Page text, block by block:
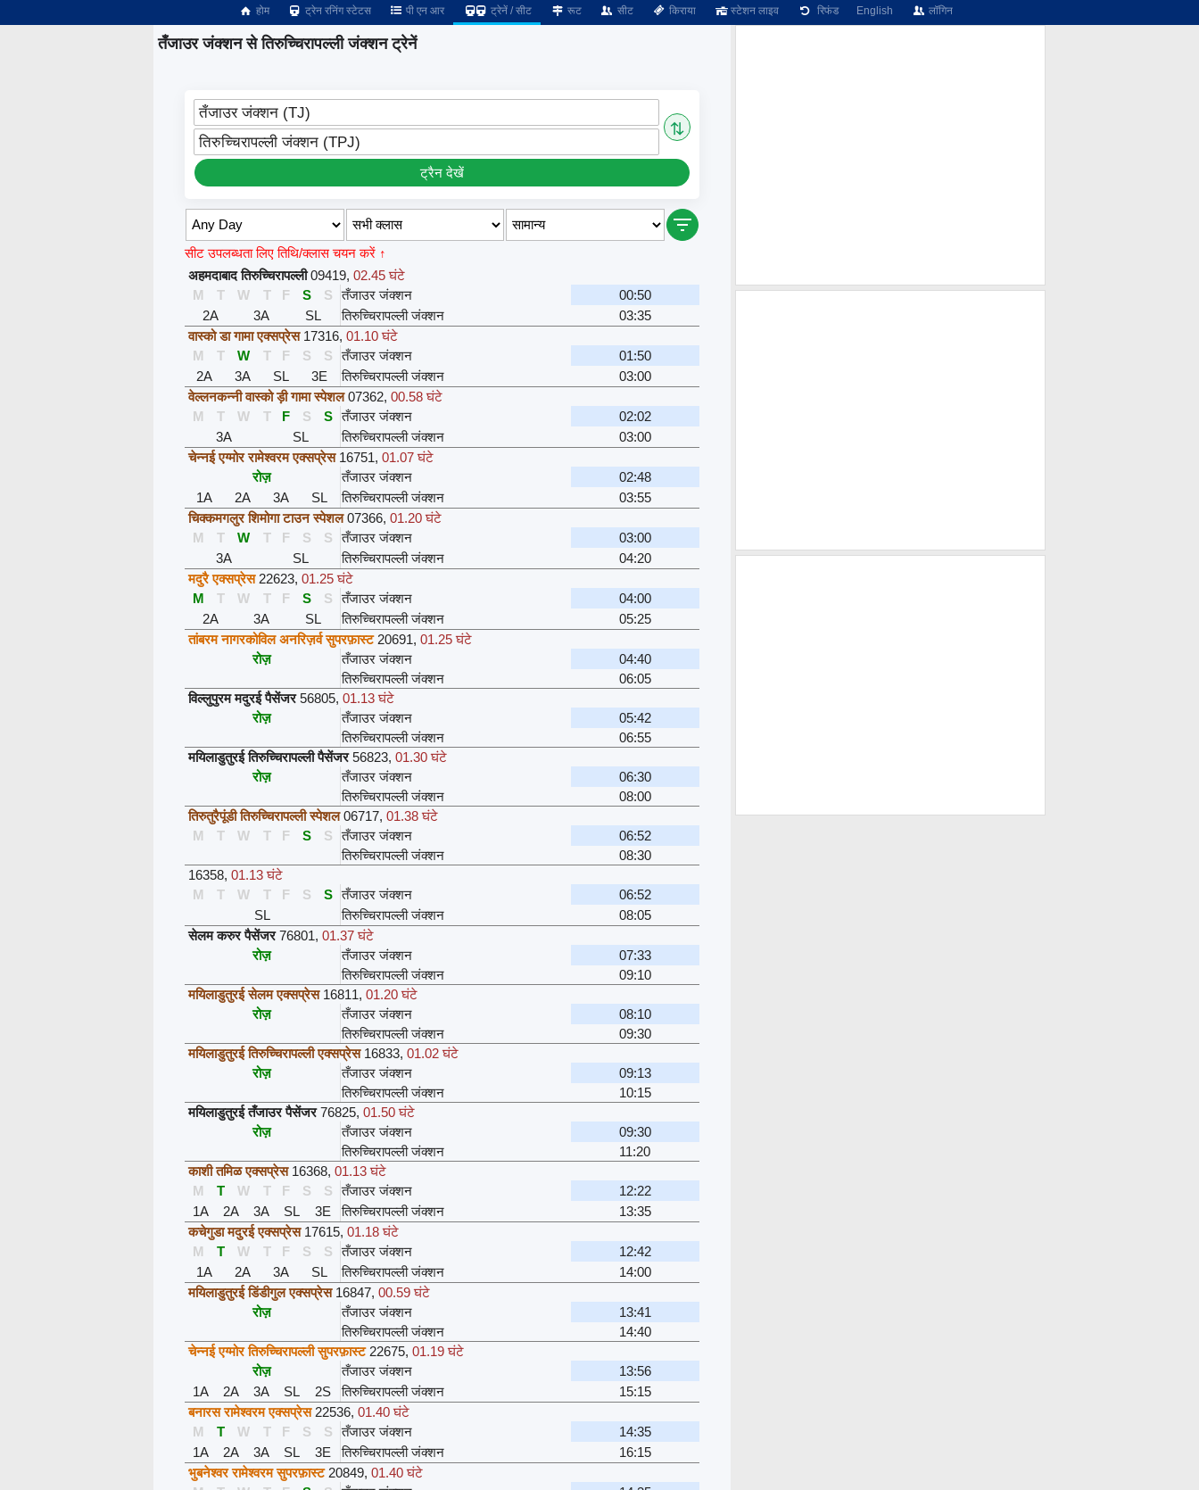
होम ट्रेन रनिंग स्टेटस पी एन आर ट्रेनें / सीट रूट सीट किराया स्टेशन लाइव रिफंड English लॉगिन
तँजाउर जंक्शन से तिरुच्चिरापल्ली जंक्शन ट्रेनें
तँजाउर जंक्शन (TJ)
⇅
तिरुच्चिरापल्ली जंक्शन (TPJ)
ट्रैन देखें
सीट उपलब्धता लिए तिथि/क्लास चयन करें ↑
अहमदाबाद तिरुच्चिरापल्ली 09419, 02.45 घंटे
M
T W T F S S तँजाउर जंक्शन
00:50
2A
3A SL तिरुच्चिरापल्ली जंक्शन
03:35
वास्को डा गामा एक्सप्रेस 17316, 01.10 घंटे
M
T W T F S S तँजाउर जंक्शन
01:50
2A
3A SL 3E तिरुच्चिरापल्ली जंक्शन
03:00
वेल्लनकन्नी वास्को ड़ी गामा स्पेशल 07362, 00.58 घंटे
M
T W T F S S तँजाउर जंक्शन
02:02
3A
SL तिरुच्चिरापल्ली जंक्शन
03:00
चेन्नई एग्मोर रामेश्वरम एक्सप्रेस 16751, 01.07 घंटे
रोज़
तँजाउर जंक्शन
02:48
1A
2A 3A SL तिरुच्चिरापल्ली जंक्शन
03:55
चिक्कमगलुर शिमोगा टाउन स्पेशल 07366, 01.20 घंटे
M
T W T F S S तँजाउर जंक्शन
03:00
3A
SL तिरुच्चिरापल्ली जंक्शन
04:20
मदुरै एक्सप्रेस 22623, 01.25 घंटे
M
T W T F S S तँजाउर जंक्शन
04:00
2A
3A SL तिरुच्चिरापल्ली जंक्शन
05:25
तांबरम नागरकोविल अनरिज़र्व सुपरफ़ास्ट 20691, 01.25 घंटे
रोज़
तँजाउर जंक्शन
04:40
तिरुच्चिरापल्ली जंक्शन
06:05
विल्लुपुरम मदुरई पैसेंजर 56805, 01.13 घंटे
रोज़
तँजाउर जंक्शन
05:42
तिरुच्चिरापल्ली जंक्शन
06:55
मयिलाडुतुरई तिरुच्चिरापल्ली पैसेंजर 56823, 01.30 घंटे
रोज़
तँजाउर जंक्शन
06:30
तिरुच्चिरापल्ली जंक्शन
08:00
तिरुतुरैपूंडी तिरुच्चिरापल्ली स्पेशल 06717, 01.38 घंटे
M
T W T F S S तँजाउर जंक्शन
06:52
तिरुच्चिरापल्ली जंक्शन
08:30
16358, 01.13 घंटे
M
T W T F S S तँजाउर जंक्शन
06:52
SL
तिरुच्चिरापल्ली जंक्शन
08:05
सेलम करुर पैसेंजर 76801, 01.37 घंटे
रोज़
तँजाउर जंक्शन
07:33
तिरुच्चिरापल्ली जंक्शन
09:10
मयिलाडुतुरई सेलम एक्सप्रेस 16811, 01.20 घंटे
रोज़
तँजाउर जंक्शन
08:10
तिरुच्चिरापल्ली जंक्शन
09:30
मयिलाडुतुरई तिरुच्चिरापल्ली एक्सप्रेस 16833, 01.02 घंटे
रोज़
तँजाउर जंक्शन
09:13
तिरुच्चिरापल्ली जंक्शन
10:15
मयिलाडुतुरई तँजाउर पैसेंजर 76825, 01.50 घंटे
रोज़
तँजाउर जंक्शन
09:30
तिरुच्चिरापल्ली जंक्शन
11:20
काशी तमिळ एक्सप्रेस 16368, 01.13 घंटे
M
T W T F S S तँजाउर जंक्शन
12:22
1A
2A 3A SL 3E तिरुच्चिरापल्ली जंक्शन
13:35
कचेगुडा मदुरई एक्सप्रेस 17615, 01.18 घंटे
M
T W T F S S तँजाउर जंक्शन
12:42
1A
2A 3A SL तिरुच्चिरापल्ली जंक्शन
14:00
मयिलाडुतुरई डिंडीगुल एक्सप्रेस 16847, 00.59 घंटे
रोज़
तँजाउर जंक्शन
13:41
तिरुच्चिरापल्ली जंक्शन
14:40
चेन्नई एग्मोर तिरुच्चिरापल्ली सुपरफ़ास्ट 22675, 01.19 घंटे
रोज़
तँजाउर जंक्शन
13:56
1A
2A 3A SL 2S तिरुच्चिरापल्ली जंक्शन
15:15
बनारस रामेश्वरम एक्सप्रेस 22536, 01.40 घंटे
M
T W T F S S तँजाउर जंक्शन
14:35
1A
2A 3A SL 3E तिरुच्चिरापल्ली जंक्शन
16:15
भुबनेश्वर रामेश्वरम सुपरफ़ास्ट 20849, 01.40 घंटे